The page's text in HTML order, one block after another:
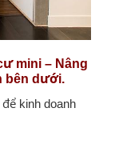
mini – Nâng
bên dưới.
để kinh doanh